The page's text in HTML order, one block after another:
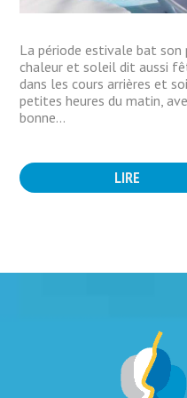
La période estivale bat son
chaleur et soleil dit aussi
dans les cours arrières et
petites heures du matin,
bonne...
LIRE